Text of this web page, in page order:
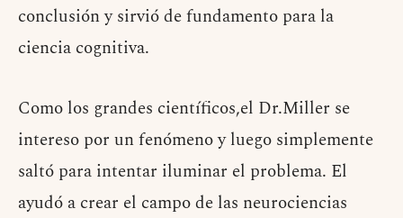
conclusión y sirvió de fundamento para la
ciencia cognitiva.
Como los grandes científicos,el Dr.Miller se
intereso por un fenómeno y luego simplemente
saltó para intentar iluminar el problema. El
ayudó a crear el campo de las neurociencias